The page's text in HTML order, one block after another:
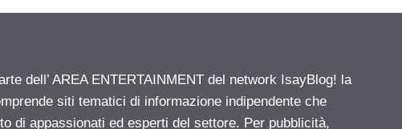
dell’ AREA ENTERTAINMENT del network IsayBlog! la
siti tematici di informazione indipendente che
di appassionati ed esperti del settore. Per pubblicità,